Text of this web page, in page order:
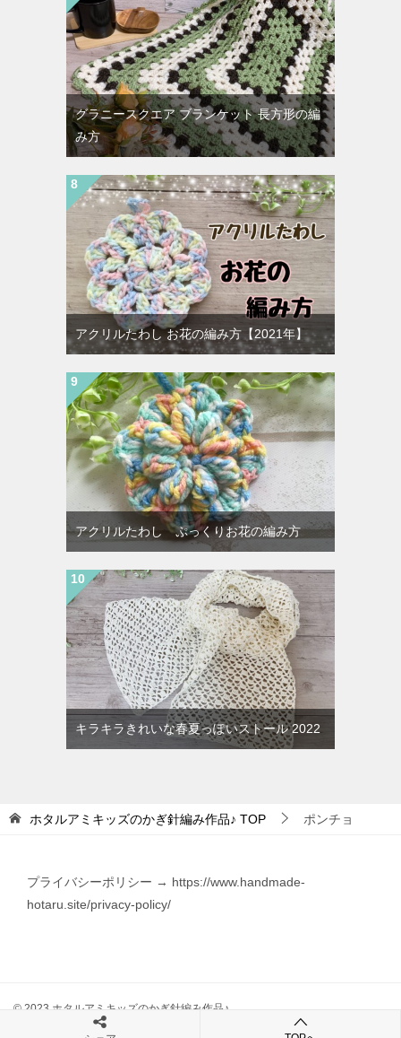
グラニースクエア ブランケット 長方形の編
み方
アクリルたわし お花の編み方【2021年】
アクリルたわし ぷっくりお花の編み方
キラキラきれいな春夏っぽいストール 2022
ホタルアミキッズのかぎ針編み作品♪ TOP ポンチョ
プライバシーポリシー → https://www.handmade-
hotaru.site/privacy-policy/
© 2023 ホタルアミキッズのかぎ針編み作品♪